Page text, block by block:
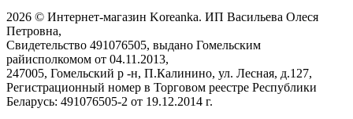
2026 © Интернет-магазин Koreanka. ИП Васильева Олеся
Петровна,
Свидетельство ‎491076505, выдано Гомельским
райисполкомом от 04.11.2013,
247005, Гомельский р -н, П.Калинино, ул. Лесная, д.127,
Регистрационный номер в Торговом реестре Республики
Беларусь: ‎491076505-2 от 19.12.2014 г.